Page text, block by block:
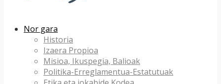
Nor gara
Historia
Izaera Propioa
Misioa, Ikuspegia, Balioak
Politika-Erreglamentua-Estatutuak